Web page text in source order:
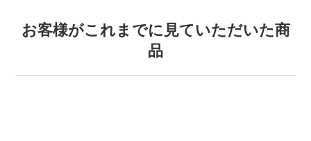
お客様がこれまでに見ていただいた商
品